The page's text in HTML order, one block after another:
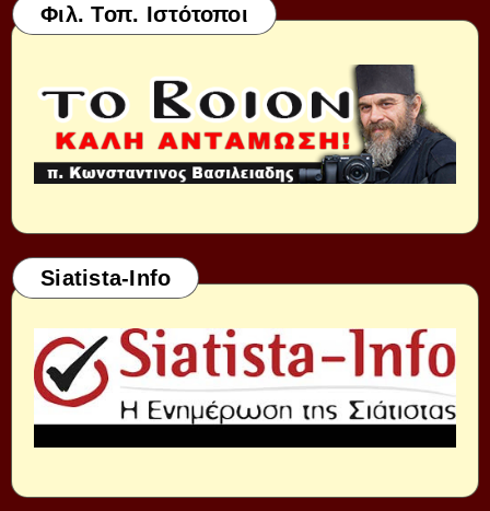
Φιλ. Τοπ. Ιστότοποι
Siatista-Info